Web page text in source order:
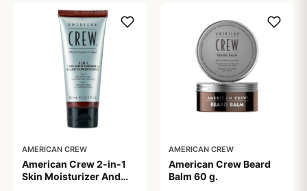
AMERICAN CREW
American Crew 2-in-1
Skin Moisturizer And
AMERICAN CREW
American Crew Beard
Balm 60 g.